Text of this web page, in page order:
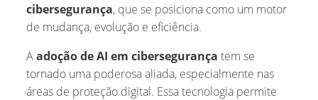
cibersegurança, que se posiciona como um motor
de mudança, evolução e eficiência.
Aadoção de AI em cibersegurança tem se
tornado uma poderosa aliada, especialmente nas
áreas de proteção digital. Essa tecnologia permite